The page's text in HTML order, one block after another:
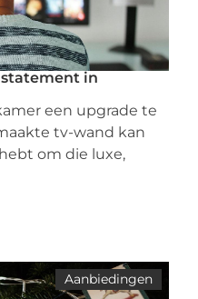
in
een upgrade te
tv-wand kan
om die luxe,
Aanbiedingen